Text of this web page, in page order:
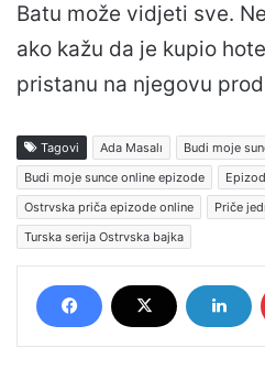
Batu može vidjeti sve.
ako kažu da je kupio
pristanu na njegovu
Tagovi Ada Masalı
Budi moje
Budi moje sunce online epizode
Ostrvska priča epizode online
Priče
Turska serija Ostrvska bajka